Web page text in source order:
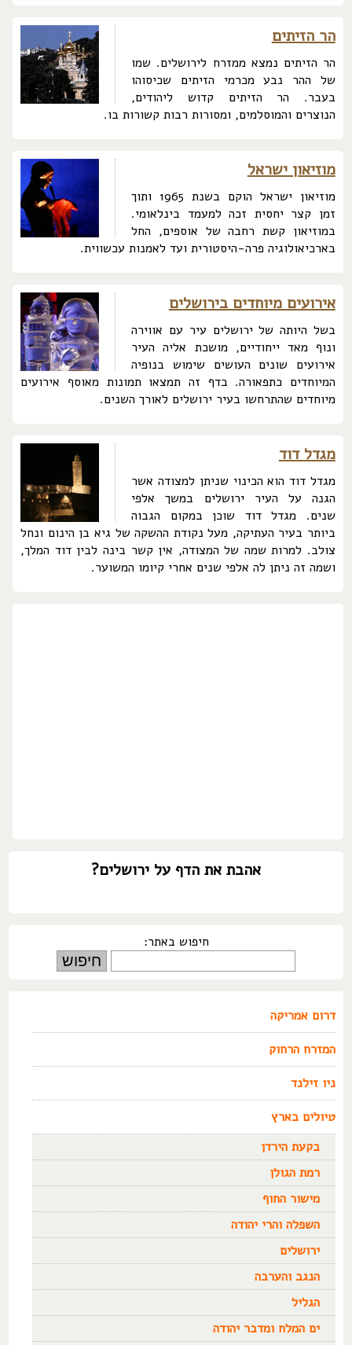
הר הזיתים
הר הזיתים נמצא ממזרח לירושלים. שמו
של ההר נבע מכרמי הזיתים שכיסוהו
בעבר. הר הזיתים קדוש ליהודים,
הנוצרים והמוסלמים, ומסורות רבות קשורות בו.
מוזיאון ישראל
מוזיאון ישראל הוקם בשנת 1965 ותוך
זמן קצר יחסית זכה למעמד בינלאומי.
במוזיאון קשת רחבה של אוספים, החל
בארכיאולוגיה פרה-היסטורית ועד לאמנות עכשווית.
אירועים מיוחדים בירושלים
בשל היותה של ירושלים עיר עם אווירה
ונוף מאד ייחודיים, מושכת אליה העיר
אירועים שונים העושים שימוש בנופיה
המיוחדים כתפאורה. בדף זה תמצאו תמונות מאוסף אירועים
מיוחדים שהתרחשו בעיר ירושלים לאורך השנים.
מגדל דוד
מגדל דוד הוא הכינוי שניתן למצודה אשר
הגנה על העיר ירושלים במשך אלפי
שנים. מגדל דוד שוכן במקום הגבוה
ביותר בעיר העתיקה, מעל נקודת ההשקה של גיא בן הינום ונחל
צולב. למרות שמה של המצודה, אין קשר בינה לבין דוד המלך,
ושמה זה ניתן לה אלפי שנים אחרי קיומו המשוער.
אהבת את הדף על ירושלים?
חיפוש באתר:
דרום אמריקה
המזרח הרחוק
ניו זילנד
טיולים בארץ
בקעת הירדן
רמת הגולן
מישור החוף
השפלה והרי יהודה
ירושלים
הנגב והערבה
הגליל
ים המלח ומדבר יהודה